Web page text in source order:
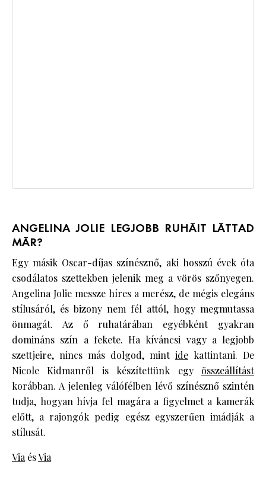
ANGELINA JOLIE LEGJOBB RUHÁIT LÁTTAD
MÁR?
Egy másik Oscar-díjas színésznő, aki hosszú évek óta
csodálatos szettekben jelenik meg a vörös szőnyegen.
Angelina Jolie messze híres a merész, de mégis elegáns
stílusáról, és bizony nem fél attól, hogy megmutassa
önmagát. Az ő ruhatárában egyébként gyakran
domináns szín a fekete. Ha kíváncsi vagy a legjobb
szettjeire, nincs más dolgod, mint ide kattintani. De
Nicole Kidmanről is készítettünk egy összeállítást
korábban. A jelenleg válófélben lévő színésznő szintén
tudja, hogyan hívja fel magára a figyelmet a kamerák
előtt, a rajongók pedig egész egyszerűen imádják a
stílusát.
ViaésVia